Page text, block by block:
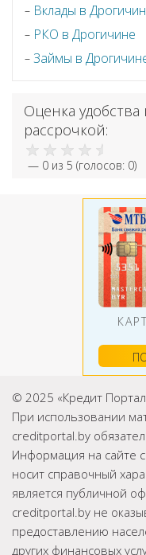
Вклады в
РКО в Дрогичине
Займы в
Оценка
рассрочкой:
— 0 из 5 (голосов: 0)
© 2025 «Кредит
При использовании
creditportal.by
Информация на сайте
носит справочный
является публичной
creditportal.by не
предоставлению
других финансовых